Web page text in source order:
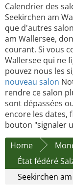
Calendrier des
Seekirchen am
que d'autres
am Wallersee,
courant. Si vous
Wallersee qui ne
pouvez nous les
nouveau salon
rendre ce salon
sont dépassées
encore les dates,
bouton "signaler
Home
État fédéré
Seekirchen